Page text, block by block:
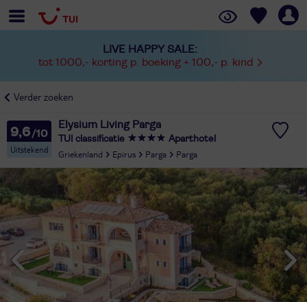
LIVE HAPPY SALE:
tot 1000,- korting p. boeking + 100,- p. kind
Verder zoeken
9,6
Uitstekend
Elysium Living Parga
TUI classificatie Aparthotel
Griekenland Epirus Parga Parga